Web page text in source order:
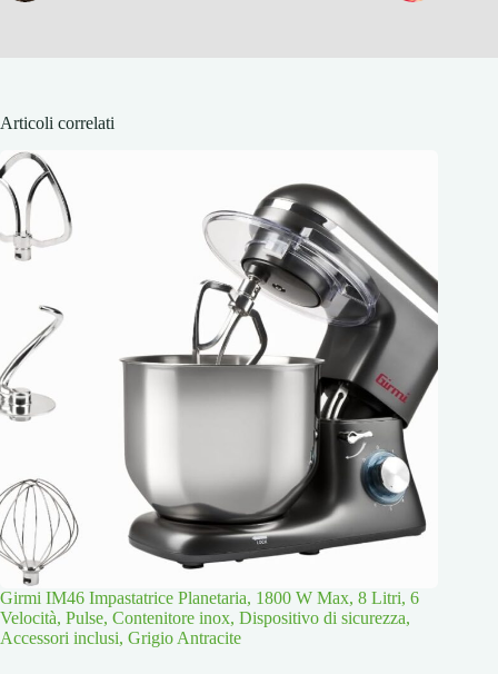
Articoli correlati
Girmi IM46 Impastatrice Planetaria, 1800 W Max, 8 Litri, 6
Velocità, Pulse, Contenitore inox, Dispositivo di sicurezza,
Accessori inclusi, Grigio Antracite